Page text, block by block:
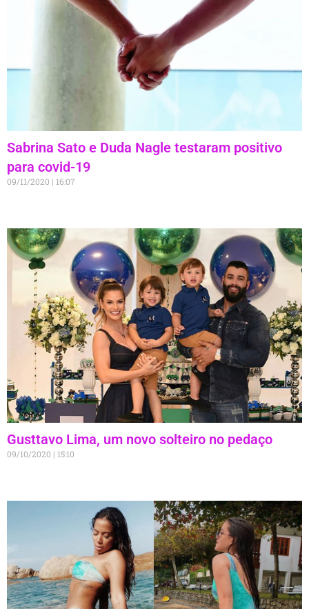
Sabrina Sato e Duda Nagle testaram positivo
para covid-19
09/11/2020 16:07
Gusttavo Lima, um novo solteiro no pedaço
09/10/2020 15:10